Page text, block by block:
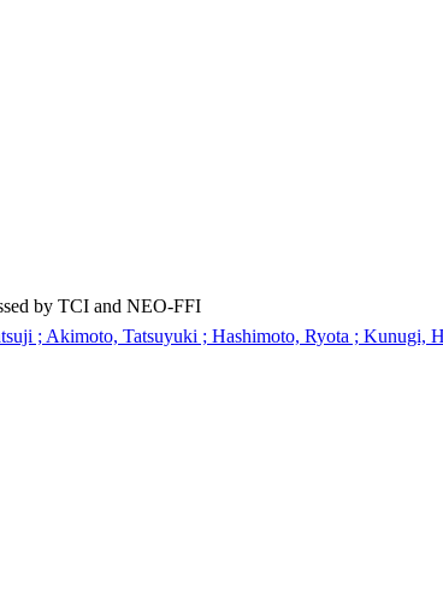
by TCI and NEO-FFI
; Akimoto, Tatsuyuki ; Hashimoto, Ryota ; Kunugi,